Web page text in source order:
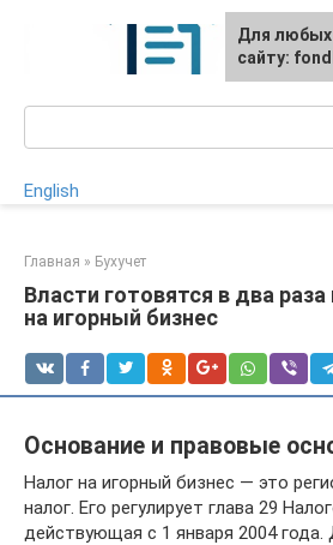
English
Главная » Бухучет
Власти готовятся в два
на игорный бизнес
Основание и правовые
Налог на игорный бизнес — это
налог. Его регулирует глава 29
действующая с 1 января 2004 года.
Для любых
сайту: